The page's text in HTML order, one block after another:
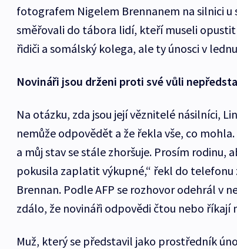
fotografem Nigelem Brennanem na silnici
směřovali do tábora lidí, kteří museli opustit
řidiči a somálský kolega, ale ty únosci v
Novináři jsou drženi proti své vůli
Na otázku, zda jsou její věznitelé násilníci,
nemůže odpovědět a že řekla vše, co
a můj stav se stále zhoršuje. Prosím rodinu,
pokusila zaplatit výkupné,“ řekl do telefonu
Brennan. Podle AFP se rozhovor odehrál v
zdálo, že novináři odpovědi čtou nebo říkají
Muž, který se představil jako prostředník